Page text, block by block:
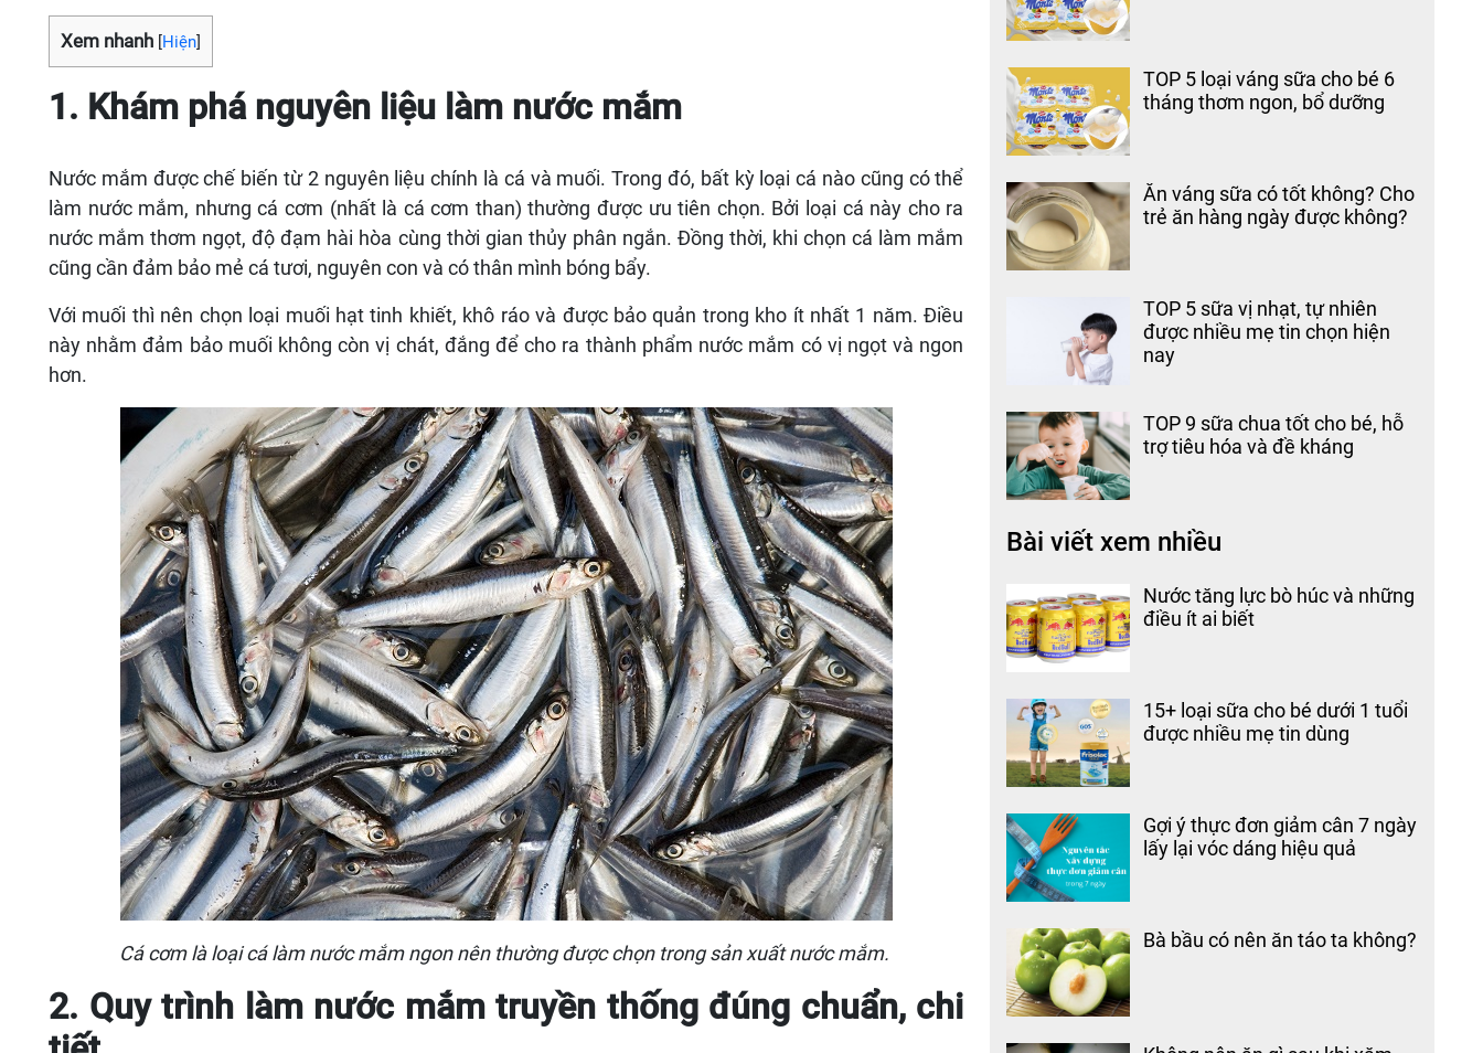
Xem nhanh [Hiện]
1. Khám phá nguyên liệu làm nước mắm
Nước mắm được chế biến từ 2 nguyên liệu chính là cá và muối. Trong đó, bất kỳ loại cá nào cũng có thể
làm nước mắm, nhưng cá cơm (nhất là cá cơm than) thường được ưu tiên chọn. Bởi loại cá này cho ra
nước mắm thơm ngọt, độ đạm hài hòa cùng thời gian thủy phân ngắn. Đồng thời, khi chọn cá làm mắm
cũng cần đảm bảo mẻ cá tươi, nguyên con và có thân mình bóng bẩy.
Với muối thì nên chọn loại muối hạt tinh khiết, khô ráo và được bảo quản trong kho ít nhất 1 năm. Điều
này nhằm đảm bảo muối không còn vị chát, đắng để cho ra thành phẩm nước mắm có vị ngọt và ngon
hơn.
Cá cơm là loại cá làm nước mắm ngon nên thường được chọn trong sản xuất nước mắm.
2. Quy trình làm nước mắm truyền thống đúng chuẩn, chi
TOP 5 loại váng sữa cho bé 6
tháng thơm ngon, bổ dưỡng
Ăn váng sữa có tốt không? Cho
trẻ ăn hàng ngày được không?
TOP 5 sữa vị nhạt, tự nhiên
được nhiều mẹ tin chọn hiện
nay
TOP 9 sữa chua tốt cho bé, hỗ
trợ tiêu hóa và đề kháng
Bài viết xem nhiều
Nước tăng lực bò húc và những
điều ít ai biết
15+ loại sữa cho bé dưới 1 tuổi
được nhiều mẹ tin dùng
Gợi ý thực đơn giảm cân 7 ngày
lấy lại vóc dáng hiệu quả
Bà bầu có nên ăn táo ta không?